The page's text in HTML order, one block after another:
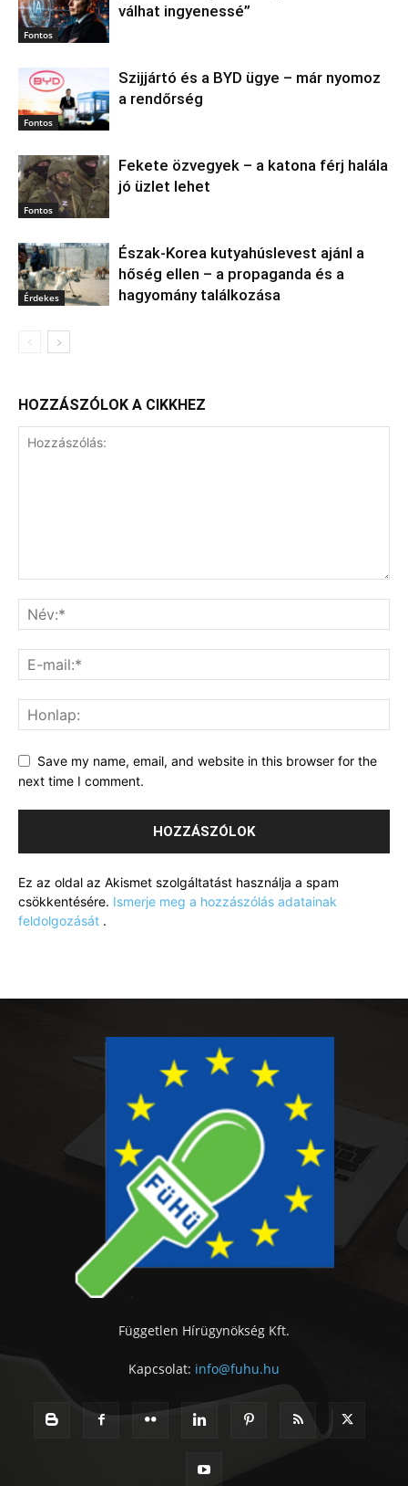
Fontos
válhat ingyenessé”
Fontos
Szijjártó és a BYD ügye – már nyomoz
a rendőrség
Fontos
Fekete özvegyek – a katona férj halála
jó üzlet lehet
Érdekes
Észak‑Korea kutyahúslevest ajánl a
hőség ellen – a propaganda és a
hagyomány találkozása
HOZZÁSZÓLOK A CIKKHEZ
Save my name, email, and website in this browser for the
next time I comment.
Ez az oldal az Akismet szolgáltatást használja a spam
csökkentésére. Ismerje meg a hozzászólás adatainak
feldolgozását .
Független Hírügynökség Kft.
Kapcsolat: info@fuhu.hu